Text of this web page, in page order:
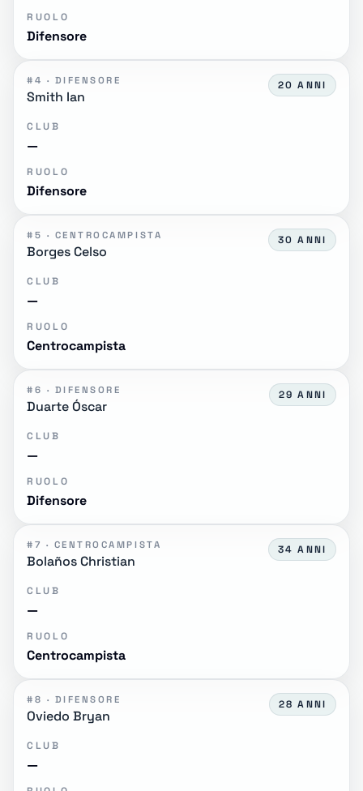
RUOLO
Difensore
#4 · DIFENSORE
Smith Ian
20 ANNI
CLUB
—
RUOLO
Difensore
#5 · CENTROCAMPISTA
Borges Celso
30 ANNI
CLUB
—
RUOLO
Centrocampista
#6 · DIFENSORE
Duarte Óscar
29 ANNI
CLUB
—
RUOLO
Difensore
#7 · CENTROCAMPISTA
Bolaños Christian
34 ANNI
CLUB
—
RUOLO
Centrocampista
#8 · DIFENSORE
Oviedo Bryan
28 ANNI
CLUB
—